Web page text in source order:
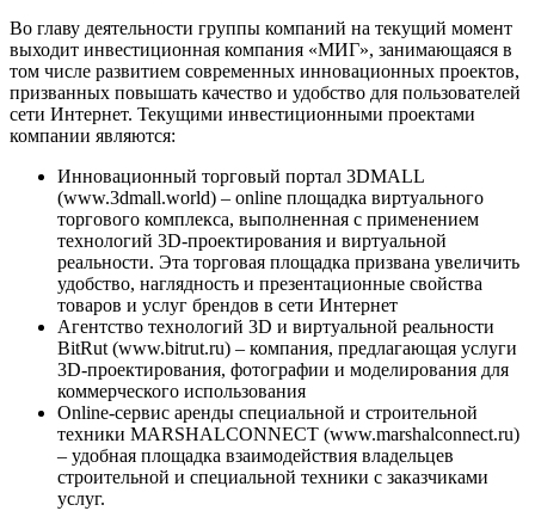
Во главу деятельности группы компаний на текущий момент
выходит инвестиционная компания «МИГ», занимающаяся в
том числе развитием современных инновационных проектов,
призванных повышать качество и удобство для пользователей
сети Интернет. Текущими инвестиционными проектами
компании являются:
Инновационный торговый портал 3DMALL
(www.3dmall.world) – online площадка виртуального
торгового комплекса, выполненная с применением
технологий 3D-проектирования и виртуальной
реальности. Эта торговая площадка призвана увеличить
удобство, наглядность и презентационные свойства
товаров и услуг брендов в сети Интернет
Агентство технологий 3D и виртуальной реальности
BitRut (www.bitrut.ru) – компания, предлагающая услуги
3D-проектирования, фотографии и моделирования для
коммерческого использования
Online-сервис аренды специальной и строительной
техники MARSHALCONNECT (www.marshalconnect.ru)
– удобная площадка взаимодействия владельцев
строительной и специальной техники с заказчиками
услуг.